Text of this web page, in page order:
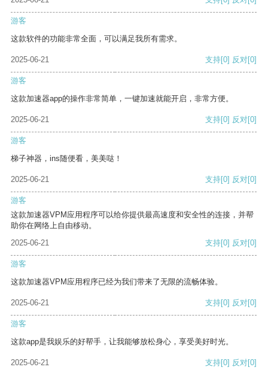
游客
这款软件的功能非常全面，可以满足我所有需求。
2025-06-21 支持[0] 反对[0]
游客
这款加速器app的操作非常简单，一键加速就能开启，非常方便。
2025-06-21 支持[0] 反对[0]
游客
梯子神器，ins随便看，美美哒！
2025-06-21 支持[0] 反对[0]
游客
这款加速器VPM应用程序可以给你提供最高速度和安全性的连接，并帮
助你在网络上自由移动。
2025-06-21
支持[0] 反对[0]
游客
这款加速器VPM应用程序已经为我们带来了无限的流畅体验。
2025-06-21 支持[0] 反对[0]
游客
这款app是我娱乐的好帮手，让我能够放松身心，享受美好时光。
2025-06-21 支持[0] 反对[0]